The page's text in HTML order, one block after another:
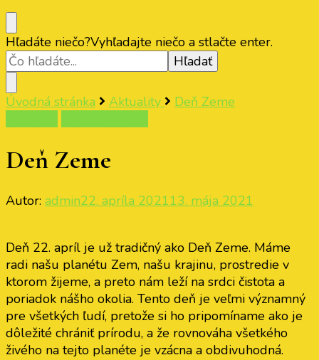
Hľadáte niečo?Vyhľadajte niečo a stlačte enter.
Úvodná stránka Aktuality
Deň Zeme
Deň Zeme
Autor: admin22. apríla 202113. mája 2021
Deň 22. apríl je už tradičný ako Deň Zeme. Máme
radi našu planétu Zem, našu krajinu, prostredie v
ktorom žijeme, a preto nám leží na srdci čistota a
poriadok nášho okolia. Tento deň je veľmi významný
pre všetkých ľudí, pretože si ho pripomíname ako je
dôležité chrániť prírodu, a že rovnováha všetkého
živého na tejto planéte je vzácna a obdivuhodná.